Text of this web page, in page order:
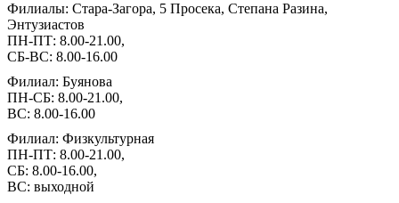
Филиалы: Стара-Загора, 5 Просека, Степана Разина,
Энтузиастов
ПН-ПТ: 8.00-21.00,
СБ-ВС: 8.00-16.00
Филиал: Буянова
ПН-СБ: 8.00-21.00,
ВС: 8.00-16.00
Филиал: Физкультурная
ПН-ПТ: 8.00-21.00,
СБ: 8.00-16.00,
ВС: выходной